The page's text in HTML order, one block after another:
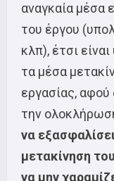
αναγκαία μέσα
του έργου
κλπ), έτσι
τα μέσα
εργασίας, αφού
την
να
μετακίνηση
να μην